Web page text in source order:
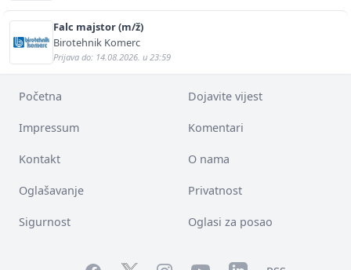
Falc majstor (m/ž)
Birotehnik Komerc
Prijava do: 14.08.2026. u 23:59
Početna Dojavite vijest
Impressum Komentari
Kontakt O nama
Oglašavanje Privatnost
Sigurnost Oglasi za posao